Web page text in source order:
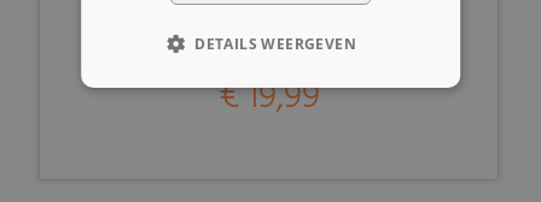
€ 19,99
DETAILS WEERGEVEN